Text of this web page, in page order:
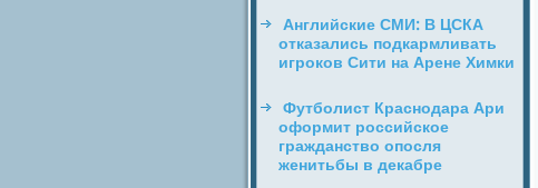
Английские СМИ: В ЦСКА
отказались подкармливать
игроков Сити на Арене Химки
Футболист Краснодара Ари
оформит российское
гражданство опосля
женитьбы в декабре